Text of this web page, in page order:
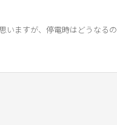
いますが、停電時はどうなるの